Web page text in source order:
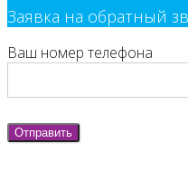
Заявка на обратный
Ваш номер телефона
Отправить